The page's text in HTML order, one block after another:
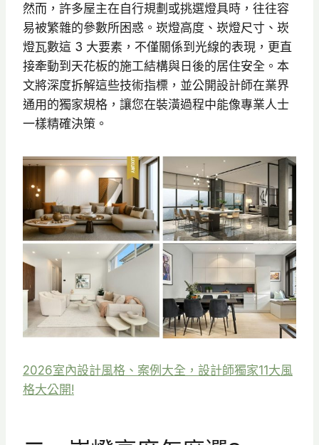
然而，許多屋主在自行規劃或挑選燈具時，往往容
易被繁雜的參數所困惑。崁燈高度、崁燈尺寸、崁
燈瓦數這 3 大要素，不僅關係到光線的表現，更直
接牽動到天花板的施工結構與日後的居住安全。本
文將深度拆解這些技術指標，並公開設計師在業界
通用的獨家規格，讓您在裝潢過程中能像專業人士
一樣精確決策。
2026室內設計風格、案例大全，設計師獨家11大風
格大公開!